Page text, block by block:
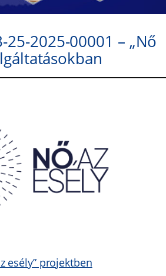
25-2025-00001 – „Nő
esély” projektben